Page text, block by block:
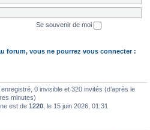
Se souvenir de moi
forum, vous ne pourrez vous connecter :
0 invisible et 320 invités (d’après le
minutes)
est de 1220 , le 15 juin 2026, 01:31